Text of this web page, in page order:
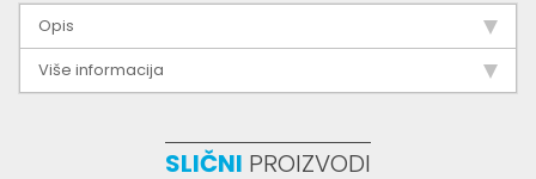
Opis
Više informacija
SLIČNI PROIZVODI